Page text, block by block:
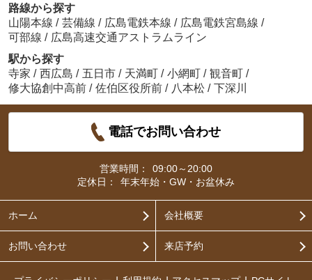
路線から探す
山陽本線 / 芸備線 / 広島電鉄本線 / 広島電鉄宮島線 /
可部線 / 広島高速交通アストラムライン
駅から探す
寺家 / 西広島 / 五日市 / 天満町 / 小網町 / 観音町 /
修大協創中高前 / 佐伯区役所前 / 八本松 / 下深川
電話でお問い合わせ
営業時間：
09:00～20:00
定休日：
年末年始・GW・お盆休み
ホーム 会社概要
お問い合わせ 来店予約